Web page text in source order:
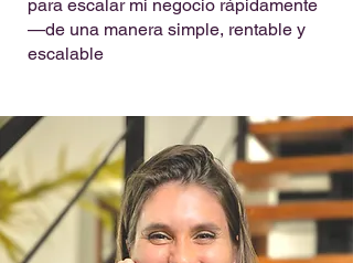
para escalar mi negocio rápidamente
—de una manera simple, rentable y
escalable